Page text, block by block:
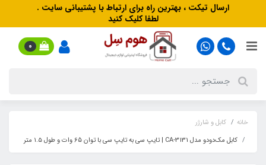
ارسال تیکت ، بهترین راه برای ارتباط با پشتیبانی سایت .
لطفا کلیک کنید
0
خانه
کابل و شارژر
کابل مک‌دودو مدل CA-3131 | تایپ سی به تایپ سی با توان 65 وات و طول ۱.۵ متر